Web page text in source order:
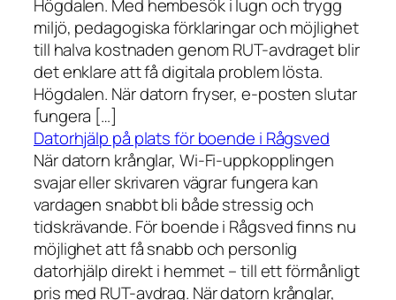
Högdalen. Med hembesök i lugn och trygg
miljö, pedagogiska förklaringar och möjlighet
till halva kostnaden genom RUT-avdraget blir
det enklare att få digitala problem lösta.
Högdalen. När datorn fryser, e-posten slutar
fungera […]
Datorhjälp på plats för boende i Rågsved
När datorn krånglar, Wi-Fi-uppkopplingen
svajar eller skrivaren vägrar fungera kan
vardagen snabbt bli både stressig och
tidskrävande. För boende i Rågsved finns nu
möjlighet att få snabb och personlig
datorhjälp direkt i hemmet – till ett förmånligt
pris med RUT-avdrag. När datorn krånglar,